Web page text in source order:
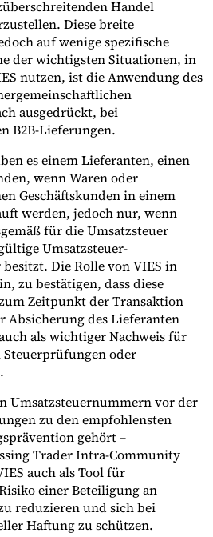
Handel
Diese breite
auf wenige spezifische
der wichtigsten Situationen, in
nutzen, ist die Anwendung des
ausgedrückt, bei
B2B-Lieferungen.
es einem Lieferanten, einen
wenn Waren oder
Geschäftskunden in einem
werden, jedoch nur, wenn
für die Umsatzsteuer
Umsatzsteuer-
Die Rolle von VIES in
zu bestätigen, dass diese
Zeitpunkt der Transaktion
Absicherung des Lieferanten
als wichtiger Nachweis für
oder
Umsatzsteuernummern vor der
zu den empfohlensten
gehört –
Trader Intra-Community
auch als Tool für
einer Beteiligung an
reduzieren und sich bei
Haftung zu schützen.